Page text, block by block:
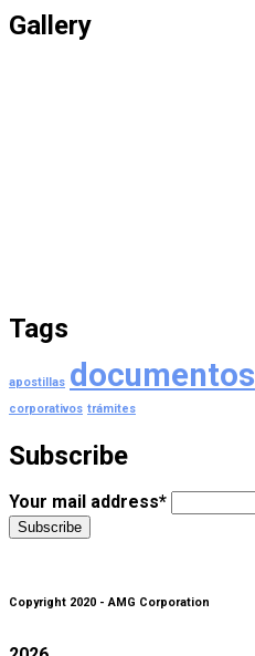
Gallery
Tags
apostillas documentos
corporativos trámites
Subscribe
Your mail address*
Copyright 2020 - AMG Corporation